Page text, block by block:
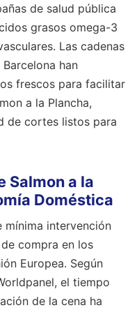
de salud pública
grasos omega-3
Las cadenas
han
frescos para facilitar
a la Plancha,
de cortes listos para
Salmon a la
Doméstica
mínima intervención
compra en los
Europea. Según
el tiempo
de la cena ha